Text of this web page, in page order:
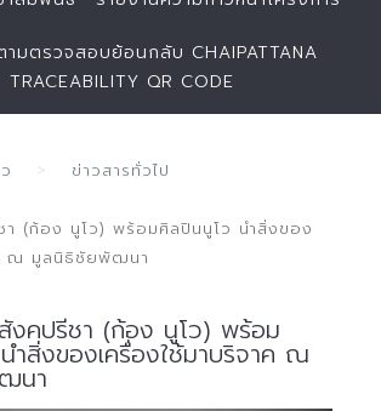
มตรวจสอบย้อนกลับ CHAIPATTANA
TRACEABILITY QR CODE
ข่าวสารทั่วไป
า (ก้อง นูโว) พร้อมศิลปินนูโว นำสิ่งของ
ณ มูลนิธิชัยพัฒนา
งคปรีชา (ก้อง นูโว) พร้อม
ำสิ่งของเครื่องใช้มาบริจาค ณ
นา